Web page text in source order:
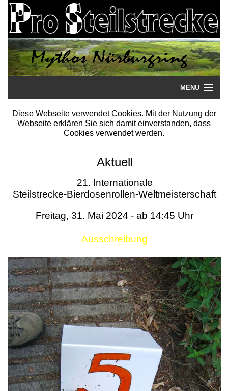
MENU
Startseite
Literatur
Termine
Diese Webseite verwendet Cookies. Mit der Nutzung der
Webseite erklären Sie sich damit einverstanden, dass
Cookies verwendet werden.
Aktuell
21. Internationale
Steilstrecke-Bierdosenrollen-Weltmeisterschaft
Freitag, 31. Mai 2024 - ab 14:45 Uhr
Ausschreibung